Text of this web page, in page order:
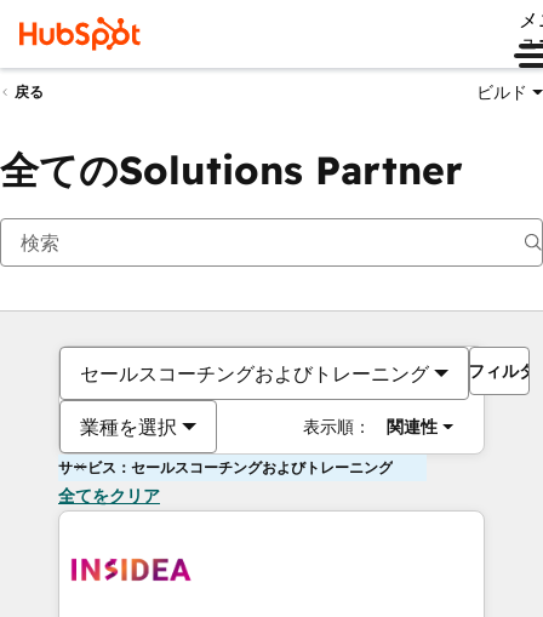
ュ
戻る ビルド
全てのSolutions Partner
セールスコーチングおよびトレーニング
業種を選択 表示順： 関連性
フィルタ
サービス：セールスコーチングおよびトレーニング
全てをクリア